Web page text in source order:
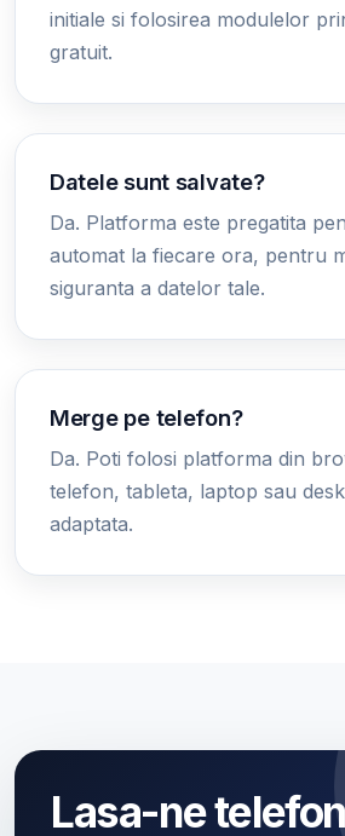
initiale si folosirea modulelor
gratuit.
Datele sunt salvate?
Da. Platforma este pregatita
automat la fiecare ora, pentru
siguranta a datelor tale.
Merge pe telefon?
Da. Poti folosi platforma din
telefon, tableta, laptop sau
adaptata.
Lasa-ne